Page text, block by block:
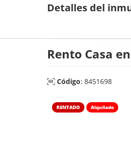
Detalles del
Rento Casa
Código: 8451698
RENTADO Alquilado